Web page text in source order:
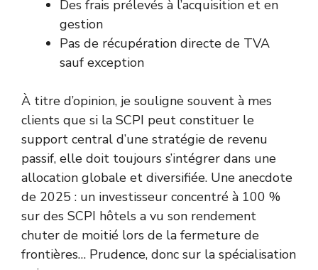
Des frais prélevés à l’acquisition et en
gestion
Pas de récupération directe de TVA
sauf exception
À titre d’opinion, je souligne souvent à mes
clients que si la SCPI peut constituer le
support central d’une stratégie de revenu
passif, elle doit toujours s’intégrer dans une
allocation globale et diversifiée. Une anecdote
de 2025 : un investisseur concentré à 100 %
sur des SCPI hôtels a vu son rendement
chuter de moitié lors de la fermeture de
frontières… Prudence, donc sur la spécialisation